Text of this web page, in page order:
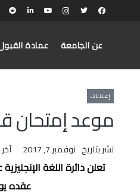
عن الجامعة عمادة
إعـلانات
موعد إمتحان
نشر بتاريخ نوفمبر 7, 2017
عقده يوم